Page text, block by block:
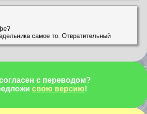
самое то. Отвратительный
с переводом?
свою версию!